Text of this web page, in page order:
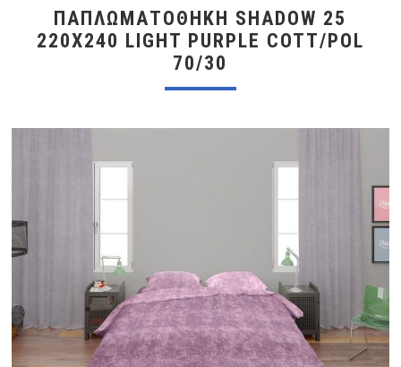
ΠΑΠΛΩΜΑΤΟΘΉΚΗ SHADOW 25
220X240 LIGHT PURPLE COTT/POL
70/30